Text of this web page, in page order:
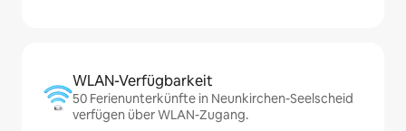
WLAN-Verfügbarkeit
50 Ferienunterkünfte in Neunkirchen-Seelscheid
verfügen über WLAN-Zugang.